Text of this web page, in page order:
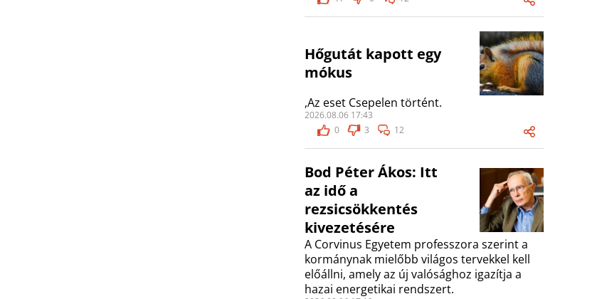
Hőgutát kapott egy
mókus
,Az eset Csepelen történt.
2026.08.06 17:43
0
3 12
Bod Péter Ákos: Itt
az idő a
rezsicsökkentés
kivezetésére
A Corvinus Egyetem professzora szerint a
kormánynak mielőbb világos tervekkel kell
előállni, amely az új valósághoz igazítja a
hazai energetikai rendszert.